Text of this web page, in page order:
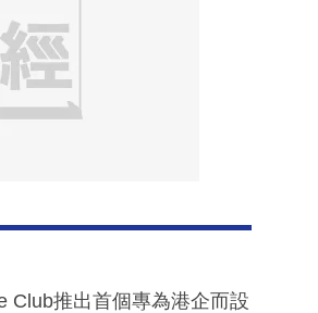
Club推出首個專為港企而設